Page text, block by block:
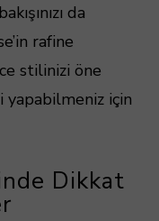
da
rafine
stilinizi öne
yapabilmeniz için
Dikkat